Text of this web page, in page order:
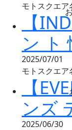
モトスクエア
【
ン
2025/07/01
モトスクエア
【
ンズ
2025/06/30